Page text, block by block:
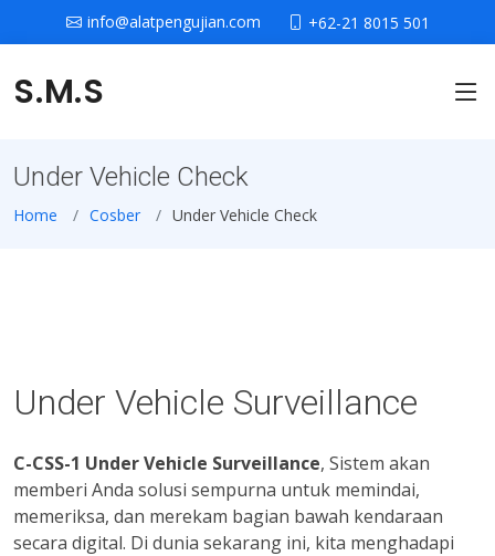
info@alatpengujian.com +62-21 8015 501
S.M.S
Under Vehicle Check
Home Cosber Under Vehicle Check
Under Vehicle Surveillance
C-CSS-1 Under Vehicle Surveillance, Sistem akan
memberi Anda solusi sempurna untuk memindai,
memeriksa, dan merekam bagian bawah kendaraan
secara digital. Di dunia sekarang ini, kita menghadapi